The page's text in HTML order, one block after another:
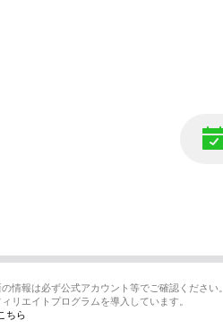
報は必ず公式アカウント等でご確認ください。
リエイトプログラムを導入しています。
ちら